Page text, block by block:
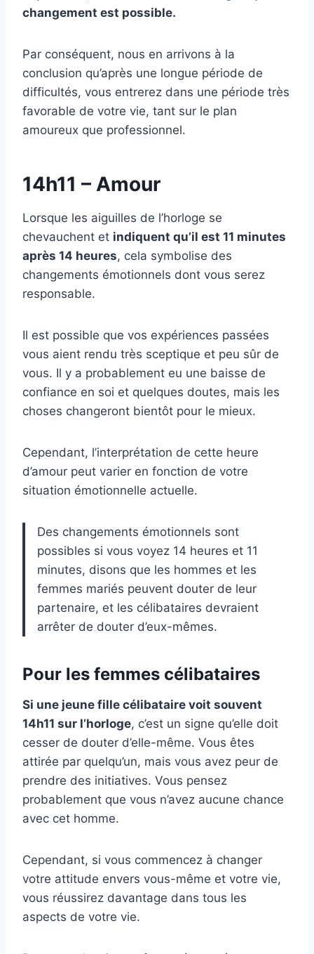
changement est possible.
Par conséquent, nous en arrivons à la
conclusion qu’après une longue période de
difficultés, vous entrerez dans une période très
favorable de votre vie, tant sur le plan
amoureux que professionnel.
14h11 – Amour
Lorsque les aiguilles de l’horloge se
chevauchent et indiquent qu’il est 11 minutes
après 14 heures, cela symbolise des
changements émotionnels dont vous serez
responsable.
Il est possible que vos expériences passées
vous aient rendu très sceptique et peu sûr de
vous. Il y a probablement eu une baisse de
confiance en soi et quelques doutes, mais les
choses changeront bientôt pour le mieux.
Cependant, l’interprétation de cette heure
d’amour peut varier en fonction de votre
situation émotionnelle actuelle.
Des changements émotionnels sont
possibles si vous voyez 14 heures et 11
minutes, disons que les hommes et les
femmes mariés peuvent douter de leur
partenaire, et les célibataires devraient
arrêter de douter d’eux-mêmes.
Pour les femmes célibataires
Si une jeune fille célibataire voit souvent
14h11 sur l’horloge, c’est un signe qu’elle doit
cesser de douter d’elle-même. Vous êtes
attirée par quelqu’un, mais vous avez peur de
prendre des initiatives. Vous pensez
probablement que vous n’avez aucune chance
avec cet homme.
Cependant, si vous commencez à changer
votre attitude envers vous-même et votre vie,
vous réussirez davantage dans tous les
aspects de votre vie.